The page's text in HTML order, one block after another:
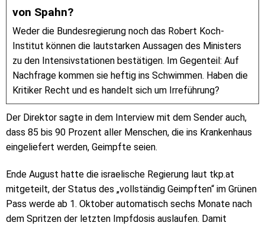
von Spahn?
Weder die Bundesregierung noch das Robert Koch-
Institut können die lautstarken Aussagen des Ministers
zu den Intensivstationen bestätigen. Im Gegenteil: Auf
Nachfrage kommen sie heftig ins Schwimmen. Haben die
Kritiker Recht und es handelt sich um Irreführung?
Der Direktor sagte in dem Interview mit dem Sender auch,
dass 85 bis 90 Prozent aller Menschen, die ins Krankenhaus
eingeliefert werden, Geimpfte seien.
Ende August hatte die israelische Regierung laut tkp.at
mitgeteilt, der Status des „vollständig Geimpften“ im Grünen
Pass werde ab 1. Oktober automatisch sechs Monate nach
dem Spritzen der letzten Impfdosis auslaufen. Damit